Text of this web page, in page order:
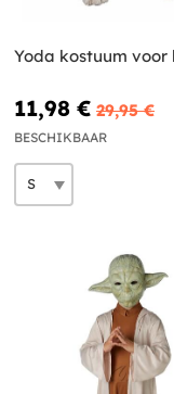
Yoda kostuum voor
11,98 € 29,95 €
BESCHIKBAAR